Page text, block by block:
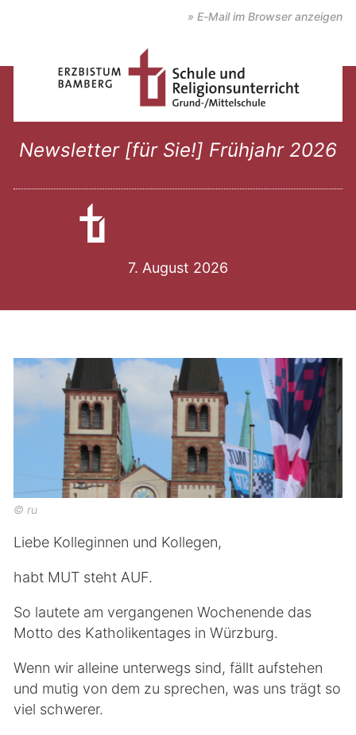
» E-Mail im Browser anzeigen
Newsletter [für Sie!] Frühjahr 2026
7. August 2026
© ru
Liebe Kolleginnen und Kollegen,
habt MUT steht AUF.
So lautete am vergangenen Wochenende das
Motto des Katholikentages in Würzburg.
Wenn wir alleine unterwegs sind, fällt aufstehen
und mutig von dem zu sprechen, was uns trägt so
viel schwerer.